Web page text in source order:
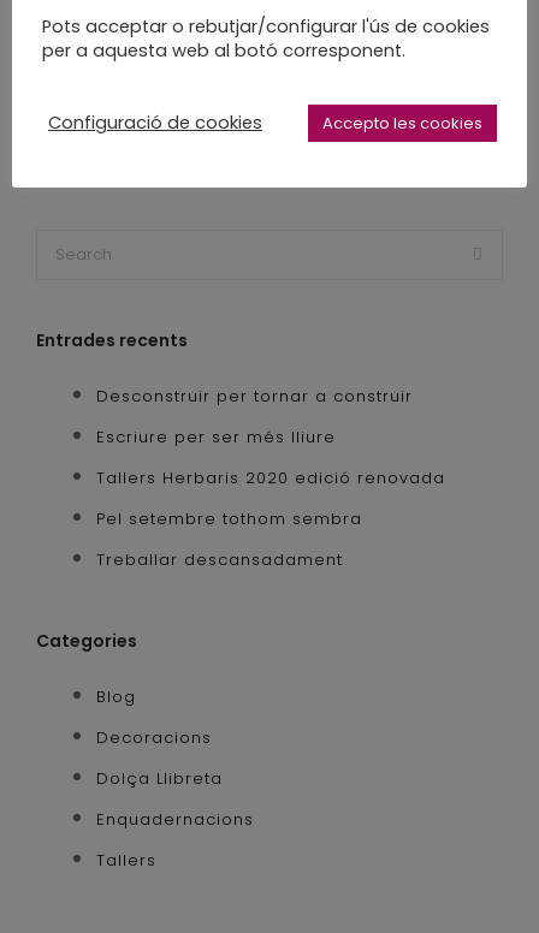
regals diferents
regals fets a mida
reliure
slowcraft slowmade
Entrades recents
Desconstruir per tornar a construir
Escriure per ser més lliure
Tallers Herbaris 2020 edició renovada
Pel setembre tothom sembra
Treballar descansadament
Categories
Blog
Decoracions
Dolça Llibreta
Enquadernacions
Tallers
Pots acceptar o rebutjar/configurar l'ús de cookies
per a aquesta web al botó corresponent.
Configuració de cookies Accepto les cookies